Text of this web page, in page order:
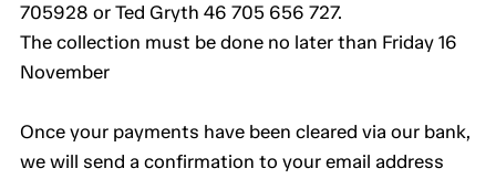
705928 or Ted Gryth 46 705 656 727.
The collection must be done no later than Friday 16
November
Once your payments have been cleared via our bank,
we will send a confirmation to your email address